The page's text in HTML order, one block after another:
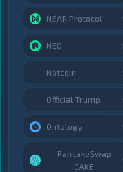
NEAR Protocol
NEO
Notcoin
Official Trump
Ontology
PancakeSwap
CAKE